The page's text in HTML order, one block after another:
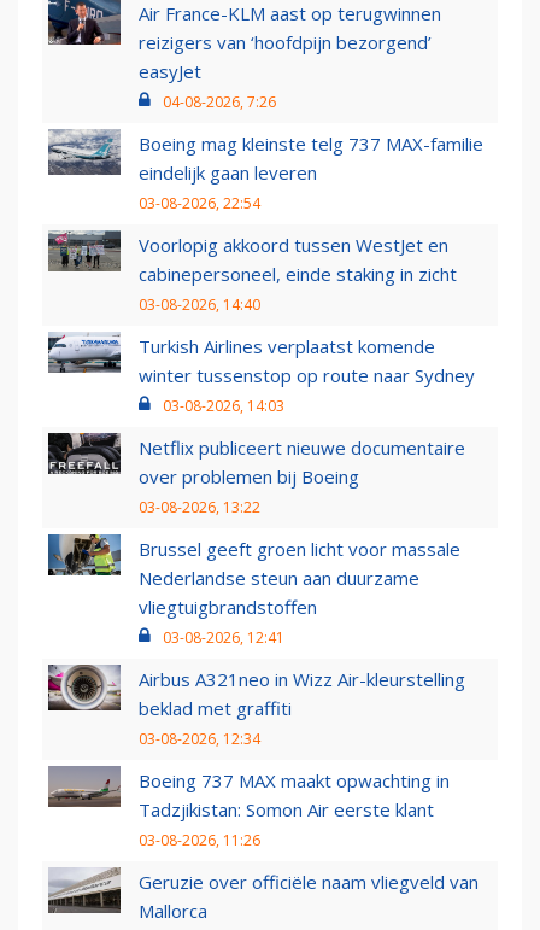
Air France-KLM aast op terugwinnen
reizigers van ‘hoofdpijn bezorgend’
easyJet
04-08-2026, 7:26
Boeing mag kleinste telg 737 MAX-familie
eindelijk gaan leveren
03-08-2026, 22:54
Voorlopig akkoord tussen WestJet en
cabinepersoneel, einde staking in zicht
03-08-2026, 14:40
Turkish Airlines verplaatst komende
winter tussenstop op route naar Sydney
03-08-2026, 14:03
Netflix publiceert nieuwe documentaire
over problemen bij Boeing
03-08-2026, 13:22
Brussel geeft groen licht voor massale
Nederlandse steun aan duurzame
vliegtuigbrandstoffen
03-08-2026, 12:41
Airbus A321neo in Wizz Air-kleurstelling
beklad met graffiti
03-08-2026, 12:34
Boeing 737 MAX maakt opwachting in
Tadzjikistan: Somon Air eerste klant
03-08-2026, 11:26
Geruzie over officiële naam vliegveld van
Mallorca